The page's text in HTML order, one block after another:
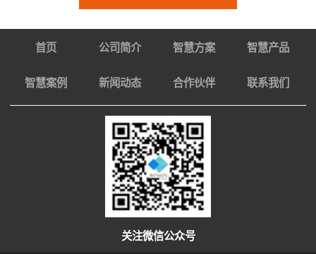
首页 公司简介 智慧方案 智慧产品
智慧案例 新闻动态 合作伙伴 联系我们
关注微信公众号